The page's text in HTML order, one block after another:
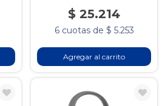
$ 25.214
6 cuotas de $ 5.253
Agregar al carrito